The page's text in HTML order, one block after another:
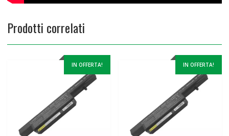
Prodotti correlati
IN OFFERTA! IN OFFERTA!